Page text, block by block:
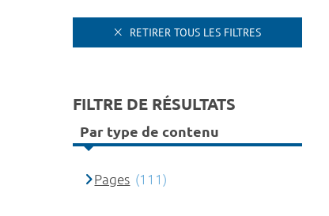
RETIRER TOUS LES FILTRES
FILTRE DE RÉSULTATS
Par type de contenu
Pages (111)